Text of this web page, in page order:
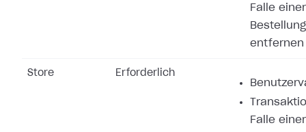
Falle
entfernen
Store Erforderlich
Falle